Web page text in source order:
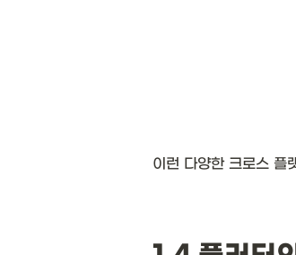
이런 다양한 크로스 플